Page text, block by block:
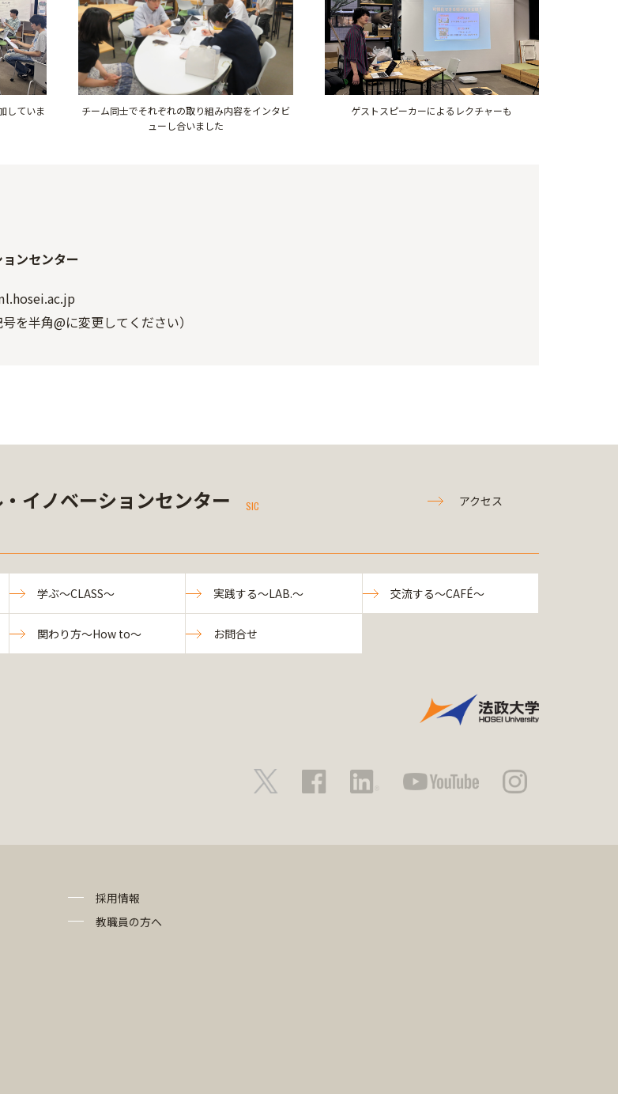
していま
チーム同士でそれぞれの取り組み内容をインタビ
ューし合いました
ゲストスピーカーによるレクチャーも
ンセンター
を半角@に変更してください）
イノベーションセンター SIC アクセス
学ぶ～CLASS～ 実践する～LAB.～ 交流する～CAFÉ～
関わり方～How to～ お問合せ
採用情報
教職員の方へ